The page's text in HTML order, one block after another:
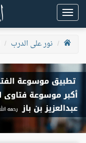
Toggle
navigation
نور على الدرب